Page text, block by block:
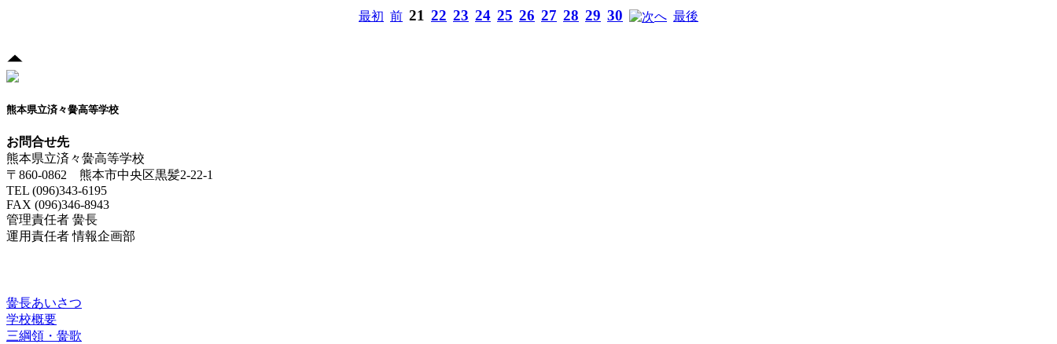
最初 前 21 22 23 24 25 26 27 28 29 30 へ 最後
熊本県立済々黌高等学校
お問合せ先
熊本県立済々黌高等学校
〒860-0862 熊本市中央区黒髪2-22-1
TEL (096)343-6195
FAX (096)346-8943
管理責任者 黌長
運用責任者 情報企画部
黌長あいさつ
学校概要
三綱領・黌歌